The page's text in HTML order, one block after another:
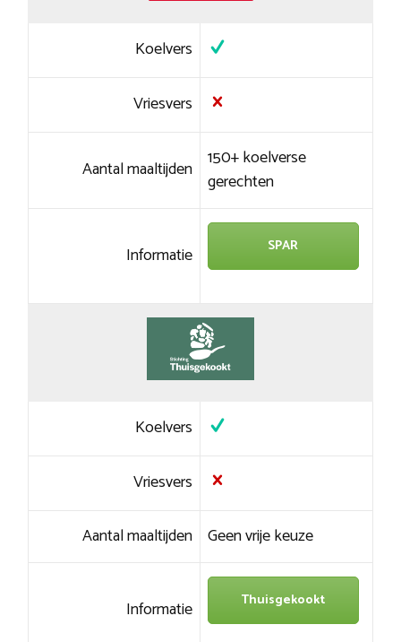
Koelvers
Vriesvers
Aantal maaltijden 150+ koelverse
gerechten
Informatie SPAR
Koelvers
Vriesvers
Aantal maaltijden Geen vrije keuze
Informatie Thuisgekookt